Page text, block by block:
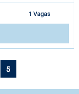
1 Vagas
5